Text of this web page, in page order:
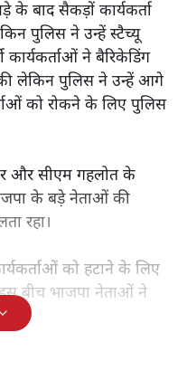
के बाद सैकड़ों कार्यकर्ता
पुलिस ने उन्हें स्टैच्यू
कार्यकर्ताओं ने बैरिकेडिंग
लेकिन पुलिस ने उन्हें आगे
को रोकने के लिए पुलिस
और सीएम गहलोत के
के बड़े नेताओं की
रहा।
को हटाने के लिए
बीच भाजपा नेताओं ने